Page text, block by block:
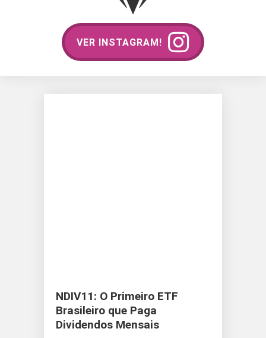
VER INSTAGRAM!
NDIV11: O Primeiro ETF
Brasileiro que Paga
Dividendos Mensais